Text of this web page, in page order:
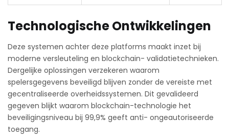
Technologische Ontwikkelingen
Deze systemen achter deze platforms maakt inzet bij
moderne versleuteling en blockchain- validatietechnieken.
Dergelijke oplossingen verzekeren waarom
spelersgegevens beveiligd blijven zonder de vereiste met
gecentraliseerde overheidssystemen. Dit gevalideerd
gegeven blijkt waarom blockchain-technologie het
beveiligingsniveau bij 99,9% geeft anti- ongeautoriseerde
toegang.